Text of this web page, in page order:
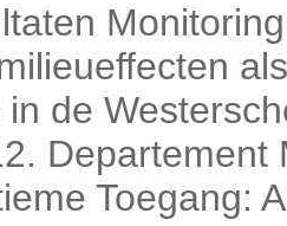
de
Toegang: